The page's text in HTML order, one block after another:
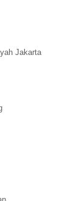
Jakarta